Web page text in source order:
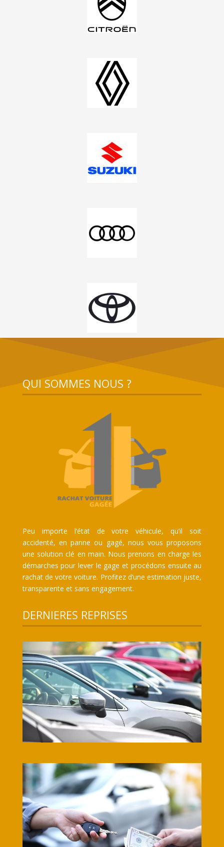
QUI SOMMES NOUS ?
Peu importe l’état de votre véhicule, qu’il soit
accidenté, en panne ou gagé, nous vous proposons
une solution clé en main. Nous prenons en charge les
démarches pour lever le gage et procédons ensuite au
rachat de votre voiture. Profitez d’une estimation juste,
transparente et sans engagement.
DERNIERES REPRISES